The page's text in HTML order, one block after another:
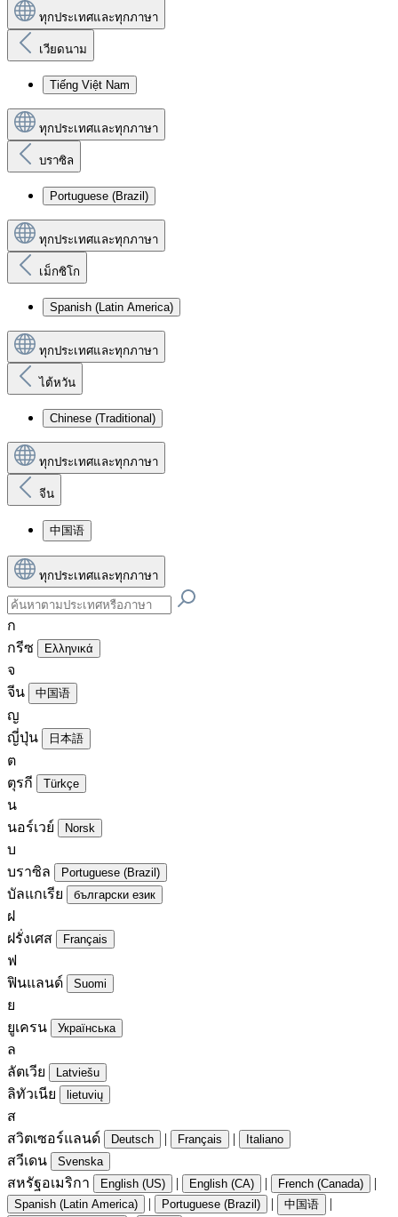
ทุกประเทศและทุกภาษา
เวียดนาม
Tiếng Việt Nam
ทุกประเทศและทุกภาษา
บราซิล
Portuguese (Brazil)
ทุกประเทศและทุกภาษา
เม็กซิโก
Spanish (Latin America)
ทุกประเทศและทุกภาษา
ไต้หวัน
Chinese (Traditional)
ทุกประเทศและทุกภาษา
จีน
中国语
ทุกประเทศและทุกภาษา
ก
กรีซ
Ελληνικά
จ
จีน
中国语
ญ
ญี่ปุ่น
日本語
ต
ตุรกี
Türkçe
น
นอร์เวย์
Norsk
บ
บราซิล
Portuguese (Brazil)
บัลแกเรีย български език
ฝ
ฝรั่งเศส
Français
ฟ
ฟินแลนด์
Suomi
ย
ยูเครน
Українська
ล
ลัตเวีย
Latviešu
ลิทัวเนีย lietuvių
ส
สวิตเซอร์แลนด์
Deutsch | Français | Italiano
สวีเดน Svenska
สหรัฐอเมริกา English (US) | English (CA) | French (Canada) |
Spanish (Latin America) | Portuguese (Brazil) | 中国语 |